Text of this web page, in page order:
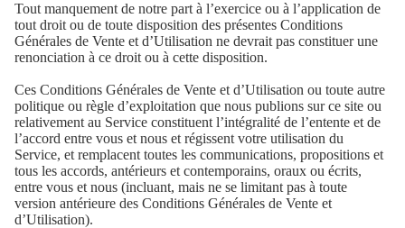
Tout manquement de notre part à l’exercice ou à l’application de
tout droit ou de toute disposition des présentes Conditions
Générales de Vente et d’Utilisation ne devrait pas constituer une
renonciation à ce droit ou à cette disposition.
Ces Conditions Générales de Vente et d’Utilisation ou toute autre
politique ou règle d’exploitation que nous publions sur ce site ou
relativement au Service constituent l’intégralité de l’entente et de
l’accord entre vous et nous et régissent votre utilisation du
Service, et remplacent toutes les communications, propositions et
tous les accords, antérieurs et contemporains, oraux ou écrits,
entre vous et nous (incluant, mais ne se limitant pas à toute
version antérieure des Conditions Générales de Vente et
d’Utilisation).